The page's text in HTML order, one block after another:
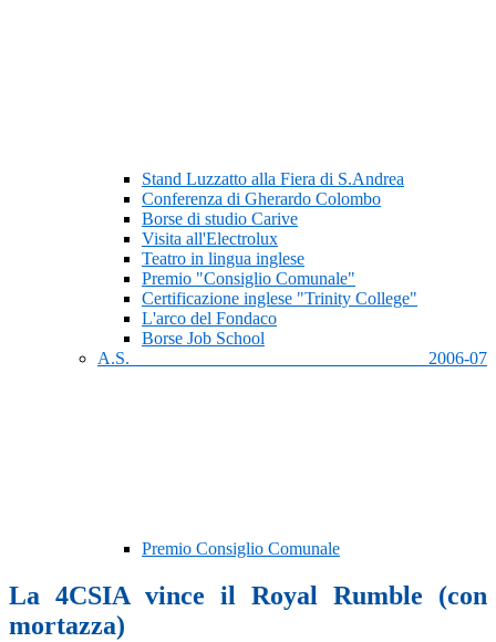
Stand Luzzatto alla Fiera di S.Andrea
Conferenza di Gherardo Colombo
Borse di studio Carive
Visita all'Electrolux
Teatro in lingua inglese
Premio "Consiglio Comunale"
Certificazione inglese "Trinity College"
L'arco del Fondaco
Borse Job School
A.S. 2006-07
Premio Consiglio Comunale
La 4CSIA vince il Royal Rumble (con
mortazza)